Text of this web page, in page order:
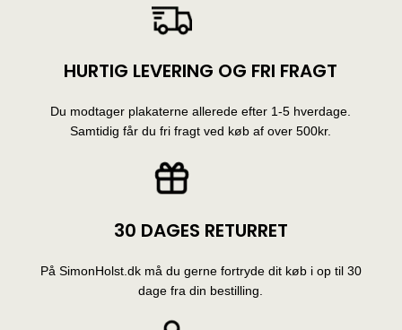
HURTIG LEVERING OG FRI FRAGT
Du modtager plakaterne allerede efter 1-5 hverdage.
Samtidig får du fri fragt ved køb af over 500kr.
30 DAGES RETURRET
På SimonHolst.dk må du gerne fortryde dit køb i op til 30
dage fra din bestilling.